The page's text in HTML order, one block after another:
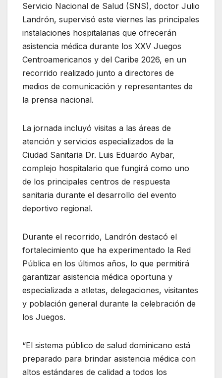
Servicio Nacional de Salud (SNS), doctor Julio
Landrón, supervisó este viernes las principales
instalaciones hospitalarias que ofrecerán
asistencia médica durante los XXV Juegos
Centroamericanos y del Caribe 2026, en un
recorrido realizado junto a directores de
medios de comunicación y representantes de
la prensa nacional.
La jornada incluyó visitas a las áreas de
atención y servicios especializados de la
Ciudad Sanitaria Dr. Luis Eduardo Aybar,
complejo hospitalario que fungirá como uno
de los principales centros de respuesta
sanitaria durante el desarrollo del evento
deportivo regional.
Durante el recorrido, Landrón destacó el
fortalecimiento que ha experimentado la Red
Pública en los últimos años, lo que permitirá
garantizar asistencia médica oportuna y
especializada a atletas, delegaciones, visitantes
y población general durante la celebración de
los Juegos.
“El sistema público de salud dominicano está
preparado para brindar asistencia médica con
altos estándares de calidad a todos los